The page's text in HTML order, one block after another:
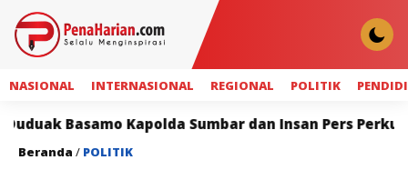
NASIONAL INTERNASIONAL REGIONAL POLITIK
Kapolda Sumbar dan Insan Pers Perkuat Sinergi
Beranda / POLITIK